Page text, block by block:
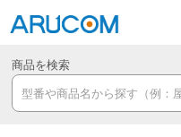
商品を検索